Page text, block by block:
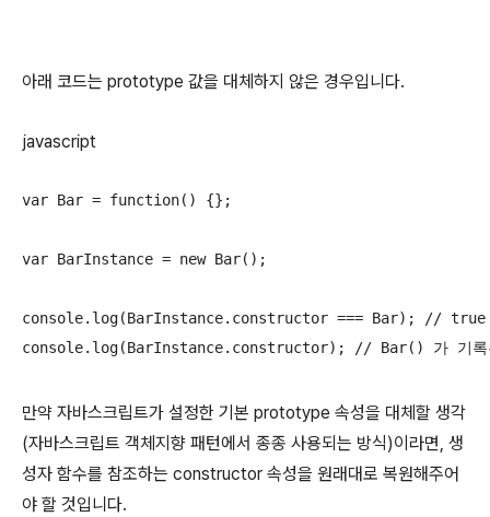
아래 코드는 prototype 값을 대체하지 않은 경우입니다.
javascript
var Bar = function() {};
var BarInstance = new Bar();
console.log(BarInstance.constructor === Bar); // true
console.log(BarInstance.constructor); // Bar() 가 기록
만약 자바스크립트가 설정한 기본 prototype 속성을 대체할 생각
(자바스크립트 객체지향 패턴에서 종종 사용되는 방식)이라면, 생
성자 함수를 참조하는 constructor 속성을 원래대로 복원해주어
야 할 것입니다.